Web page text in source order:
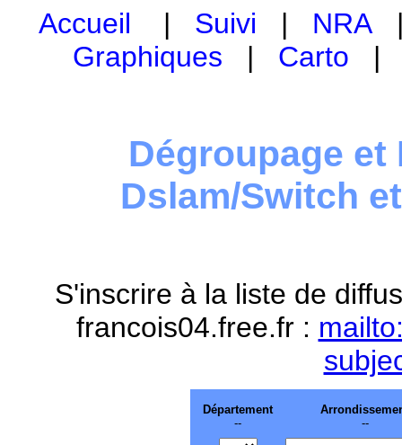
Accueil | Suivi | NRA
Graphiques | Carto
Dégroupage et
Dslam/Switch
S'inscrire à la liste de
francois04.free.fr :
Département
--
--